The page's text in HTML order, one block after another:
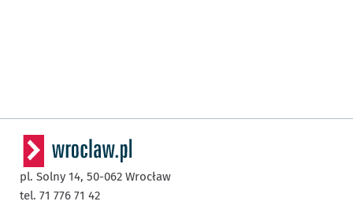
pl. Solny 14, 50-062 Wrocław
tel. 71 776 71 42